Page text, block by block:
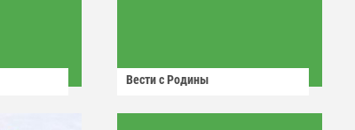
Вести с Родины